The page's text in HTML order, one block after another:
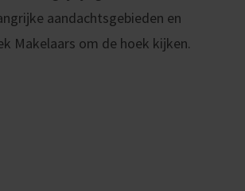
aandachtsgebieden en
Makelaars om de hoek kijken.